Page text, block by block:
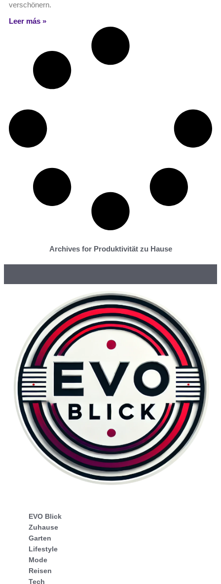
verschönern.
Leer más »
Archives for Produktivität zu Hause
EVO Blick
Zuhause
Garten
Lifestyle
Mode
Reisen
Tech